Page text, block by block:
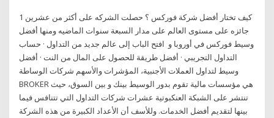
1 كيف تختار أفضل شركة فوركس ؟ حصلت الشركه على أكثر من عشرين
جائزه على مستوى العالم على مدار السبعة سنوات الماضيه ومنها أفضل
وسيط فوركس في أوروبا و افتح الباب إلى عالم جديد من التداول · حساب
التداول التجريبي · أفضل طريقة للحصول على المال من النت · أفضل
وسيط لتداول العملات الأجنبية، المؤشرات والأسهم شركات الوساطة
BROKER هي مؤسسات مالية تقوم بدور الوسيط بينك و بين السوق، حيث
تنتشر على الشبكة العنكبوتية عشرات شركات التداول التي تتنافس فيما
بينها لتقديم أفضل الخدمات. وللأسف أن الأعداد الكبيرة من هذه الشركة